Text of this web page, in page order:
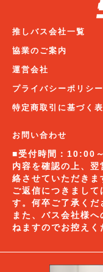
推しバス会社一覧
協業のご案内
運営会社
プライバシーポリシー
特定商取引に基づく
お問い合わせ
■受付時間：10:00
内容を確認の上、
絡させていただきま
ご返信につきまして
す。何卒ご了承くだ
また、バス会社様
ねますのでお控えく